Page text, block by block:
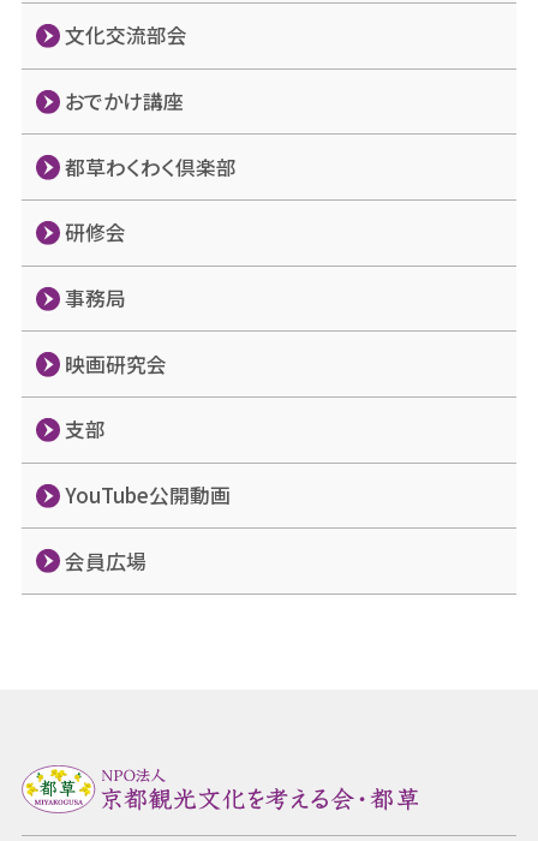
文化交流部会
おでかけ講座
都草わくわく倶楽部
研修会
事務局
映画研究会
支部
YouTube公開動画
会員広場